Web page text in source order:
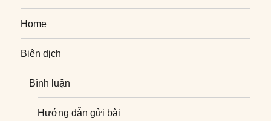
Home
Biên dịch
Bình luận
Hướng dẫn gửi bài